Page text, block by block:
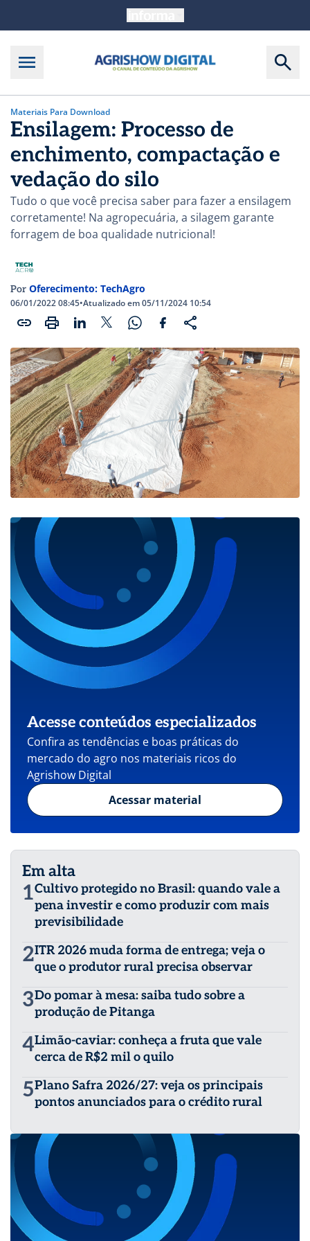
Materiais Para Download
Ensilagem: Processo de
enchimento, compactação e
vedação do silo
Tudo o que você precisa saber para fazer a ensilagem
corretamente! Na agropecuária, a silagem garante
forragem de boa qualidade nutricional!
Por Oferecimento: TechAgro
06/01/2022 08:45•Atualizado em 05/11/2024 10:54
Acesse conteúdos especializados
Confira as tendências e boas práticas do
mercado do agro nos materiais ricos do
Agrishow Digital
Acessar material
Em alta
1Cultivo protegido no Brasil: quando vale a
pena investir e como produzir com mais
previsibilidade
2ITR 2026 muda forma de entrega; veja o
que o produtor rural precisa observar
3Do pomar à mesa: saiba tudo sobre a
produção de Pitanga
4Limão-caviar: conheça a fruta que vale
cerca de R$2 mil o quilo
5Plano Safra 2026/27: veja os principais
pontos anunciados para o crédito rural